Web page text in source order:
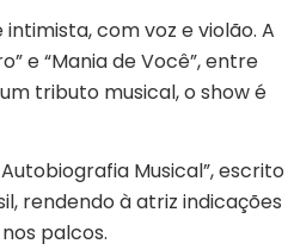
com voz e violão. A
e “Mania de Você”, entre
tributo musical, o show é
Musical”, escrito
rendendo à atriz indicações
palcos.